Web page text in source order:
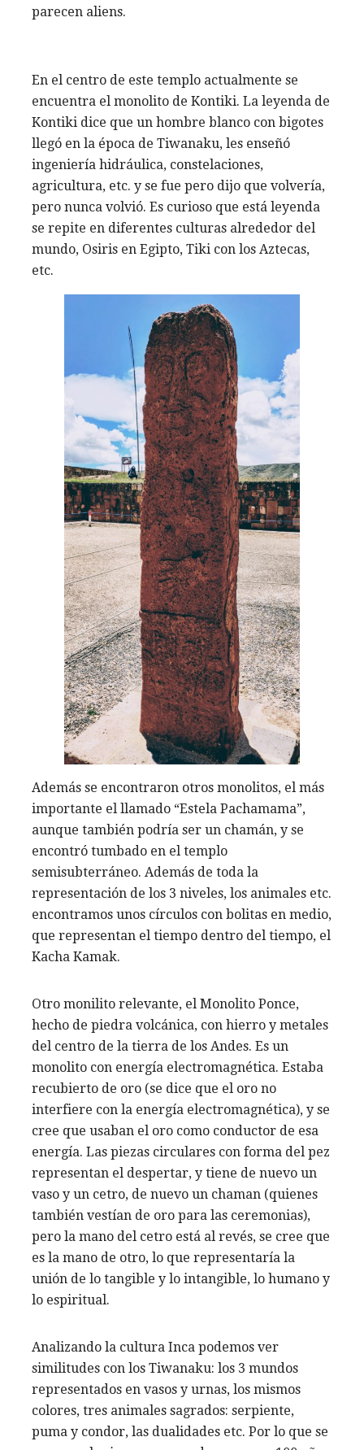
parecen aliens.
En el centro de este templo actualmente se
encuentra el monolito de Kontiki. La leyenda de
Kontiki dice que un hombre blanco con bigotes
llegó en la época de Tiwanaku, les enseñó
ingeniería hidráulica, constelaciones,
agricultura, etc. y se fue pero dijo que volvería,
pero nunca volvió. Es curioso que está leyenda
se repite en diferentes culturas alrededor del
mundo, Osiris en Egipto, Tiki con los Aztecas,
etc.
Además se encontraron otros monolitos, el más
importante el llamado “Estela Pachamama”,
aunque también podría ser un chamán, y se
encontró tumbado en el templo
semisubterráneo. Además de toda la
representación de los 3 niveles, los animales etc.
encontramos unos círculos con bolitas en medio,
que representan el tiempo dentro del tiempo, el
Kacha Kamak.
Otro monilito relevante, el Monolito Ponce,
hecho de piedra volcánica, con hierro y metales
del centro de la tierra de los Andes. Es un
monolito con energía electromagnética. Estaba
recubierto de oro (se dice que el oro no
interfiere con la energía electromagnética), y se
cree que usaban el oro como conductor de esa
energía. Las piezas circulares con forma del pez
representan el despertar, y tiene de nuevo un
vaso y un cetro, de nuevo un chaman (quienes
también vestían de oro para las ceremonias),
pero la mano del cetro está al revés, se cree que
es la mano de otro, lo que representaría la
unión de lo tangible y lo intangible, lo humano y
lo espiritual.
Analizando la cultura Inca podemos ver
similitudes con los Tiwanaku: los 3 mundos
representados en vasos y urnas, los mismos
colores, tres animales sagrados: serpiente,
puma y condor, las dualidades etc. Por lo que se